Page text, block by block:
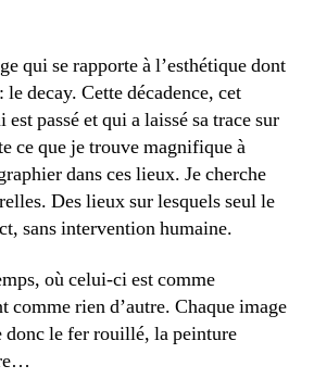
qui se rapporte à l’esthétique dont
decay. Cette décadence, cet
passé et qui a laissé sa trace sur
ce que je trouve magnifique à
dans ces lieux. Je cherche
Des lieux sur lesquels seul le
sans intervention humaine.
où celui-ci est comme
comme rien d’autre. Chaque image
donc le fer rouillé, la peinture